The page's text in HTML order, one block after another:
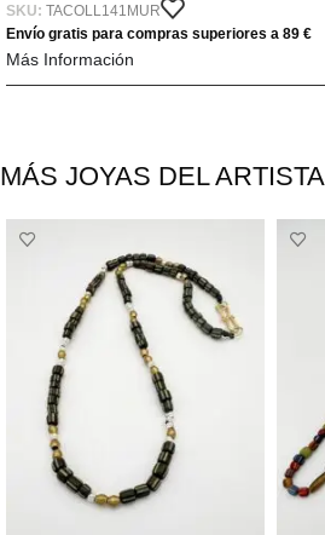
SKU: TACOLL141MUR
Envío gratis para compras superiores a 89 €
Más Información
MÁS JOYAS DEL ARTISTA